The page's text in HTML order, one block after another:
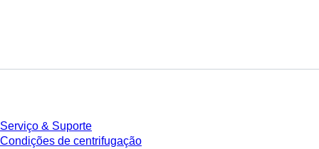
Serviço & Suporte
Condições de centrifugação